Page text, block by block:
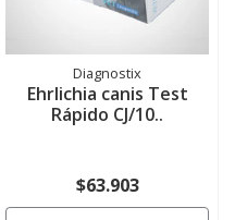
Diagnostix
Ehrlichia canis Test
Rápido CJ/10..
$63.903